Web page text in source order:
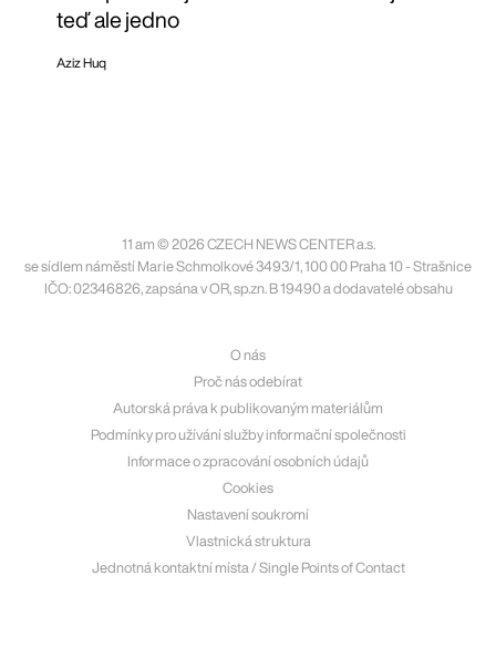
teď ale jedno
Aziz Huq
11 am © 2026 CZECH NEWS CENTER a.s.
se sídlem náměstí Marie Schmolkové 3493/1, 100 00 Praha 10 - Strašnice
IČO: 02346826, zapsána v OR, sp.zn. B 19490 a dodavatelé obsahu
O nás
Proč nás odebírat
Autorská práva k publikovaným materiálům
Podmínky pro užívání služby informační společnosti
Informace o zpracování osobních údajů
Cookies
Nastavení soukromí
Vlastnická struktura
Jednotná kontaktní místa / Single Points of Contact